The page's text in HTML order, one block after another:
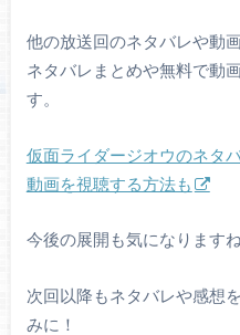
他の放送回のネタバレや動
ネタバレまとめや無料で動
す。
仮面ライダージオウのネタ
動画を視聴する方法も
今後の展開も気になりますね
次回以降もネタバレや感想
みに！